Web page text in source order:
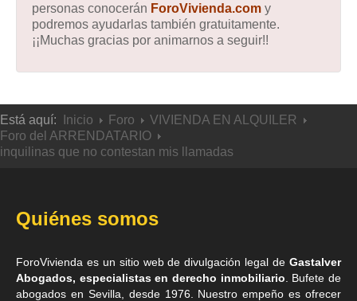
personas conocerán ForoVivienda.com y
podremos ayudarlas también gratuitamente.
¡¡Muchas gracias por animarnos a seguir!!
Está aquí: Inicio Foro
VIVIENDA EN ALQUILER
Foro del ARRENDATARIO
inquilinas que no contestan mis llamadas
Quiénes somos
ForoVivienda es un sitio web de divulgación legal de Gastalver
Abogados, especialistas en derecho inmobiliario . Bufete de
abogados en Sevilla , desde 1976. Nuestro empeño es ofrecer